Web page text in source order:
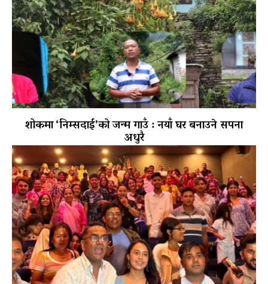
शोकमा ‘निम्सदाई’को जन्म गाउँ : नयाँ घर बनाउने सपना
अधुरै